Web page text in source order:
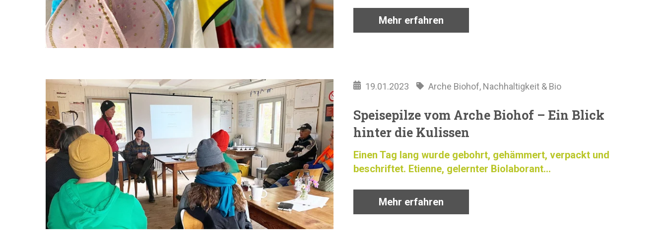
Mehr erfahren
19.01.2023 Arche Biohof, Nachhaltigkeit & Bio
Speisepilze vom Arche Biohof – Ein Blick
hinter die Kulissen
Einen Tag lang wurde gebohrt, gehämmert, verpackt und
beschriftet. Etienne, gelernter Biolaborant...
Mehr erfahren